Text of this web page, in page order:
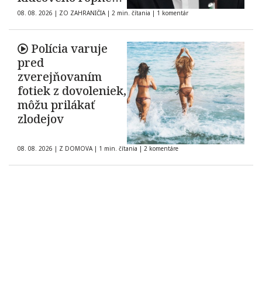
koridoru ostáva
neisté
08. 08. 2026 | ZO ZAHRANIČIA | 2 min. čítania | 1 komentár
Polícia varuje
pred
zverejňovaním
fotiek z dovoleniek,
môžu prilákať
zlodejov
08. 08. 2026 | Z DOMOVA | 1 min. čítania | 2 komentáre